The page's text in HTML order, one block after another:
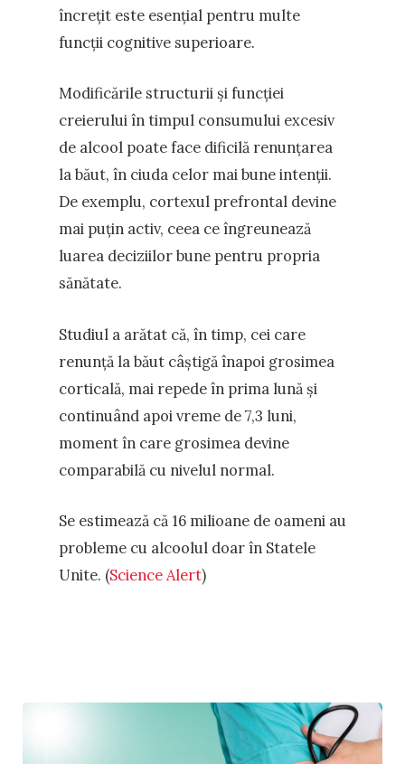
încrețit este esențial pentru multe
funcții cognitive superioare.
Modificările structurii și funcției
creierului în timpul consumului excesiv
de alcool poate face dificilă renunțarea
la băut, în ciuda celor mai bune intenții.
De exemplu, cortexul prefrontal devine
mai puțin activ, ceea ce îngreunează
luarea deciziilor bune pentru propria
sănătate.
Studiul a arătat că, în timp, cei care
renunță la băut câștigă înapoi grosimea
corticală, mai repede în prima lună și
continuând apoi vreme de 7,3 luni,
moment în care grosimea devine
comparabilă cu nivelul normal.
Se estimează că 16 milioane de oameni au
probleme cu alcoolul doar în Statele
Unite. (Science Alert)